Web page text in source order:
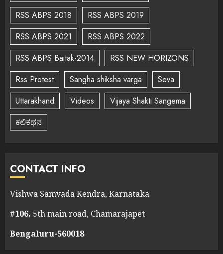
RSS ABPS 2018
RSS ABPS 2019
RSS ABPS 2021
RSS ABPS 2022
RSS ABPS Baitak-2014
RSS NEW HORIZONS
Rss Protest
Sangha shiksha varga
Seva
Uttarakhand
Videos
Vijaya Shakti Sangema
ಕಲಿಕಥನ
CONTACT INFO
Vishwa Samvada Kendra, Karnataka
#106, 5th main road, Chamarajapet
Bengaluru-560018